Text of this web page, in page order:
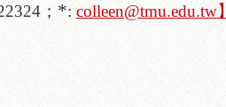
； *: colleen@tmu.edu.tw】